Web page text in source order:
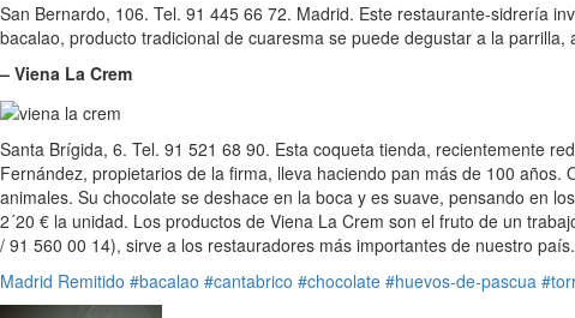
San Bernardo, 106. Tel. 91 445 66 72. Madrid. Este restaurante-sidrería
bacalao, producto tradicional de cuaresma se puede degustar a la
– Viena La Crem
Santa Brígida, 6. Tel. 91 521 68 90. Esta coqueta tienda, recientemente
Fernández, propietarios de la firma, lleva haciendo pan más de 100
animales. Su chocolate se deshace en la boca y es suave, pensando en
2´20 € la unidad. Los productos de Viena La Crem son el fruto de un
/ 91 560 00 14), sirve a los restauradores más importantes de nuestro país.
Madrid Remitido #bacalao #cantabrico #chocolate #huevos-de-pascua